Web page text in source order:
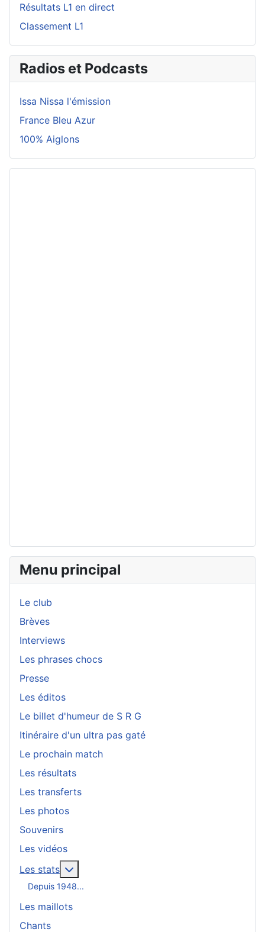
Résultats L1 en direct
Classement L1
Radios et Podcasts
Issa Nissa l'émission
France Bleu Azur
100% Aiglons
Menu principal
Le club
Brèves
Interviews
Les phrases chocs
Presse
Les éditos
Le billet d'humeur de S R G
Itinéraire d'un ultra pas gaté
Le prochain match
Les résultats
Les transferts
Les photos
Souvenirs
Les vidéos
Les stats
Depuis 1948...
Les maillots
Chants